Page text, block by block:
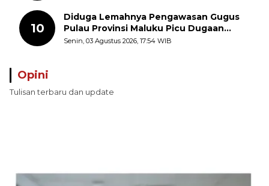
10
Diduga Lemahnya Pengawasan Gugus
Pulau Provinsi Maluku Picu Dugaan
Pungli terhadap Nelayan Bale-Bale di
Senin, 03 Agustus 2026, 17:54 WIB
Opini
Tulisan terbaru dan update